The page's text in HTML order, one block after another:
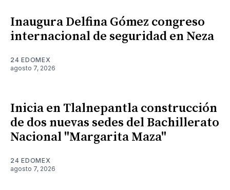
Inaugura Delfina Gómez congreso
internacional de seguridad en Neza
24 EDOMEX
agosto 7, 2026
Inicia en Tlalnepantla construcción
de dos nuevas sedes del Bachillerato
Nacional "Margarita Maza"
24 EDOMEX
agosto 7, 2026